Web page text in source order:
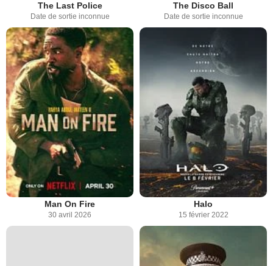
The Last Police
Date de sortie inconnue
The Disco Ball
Date de sortie inconnue
Man On Fire
30 avril 2026
Halo
15 février 2022